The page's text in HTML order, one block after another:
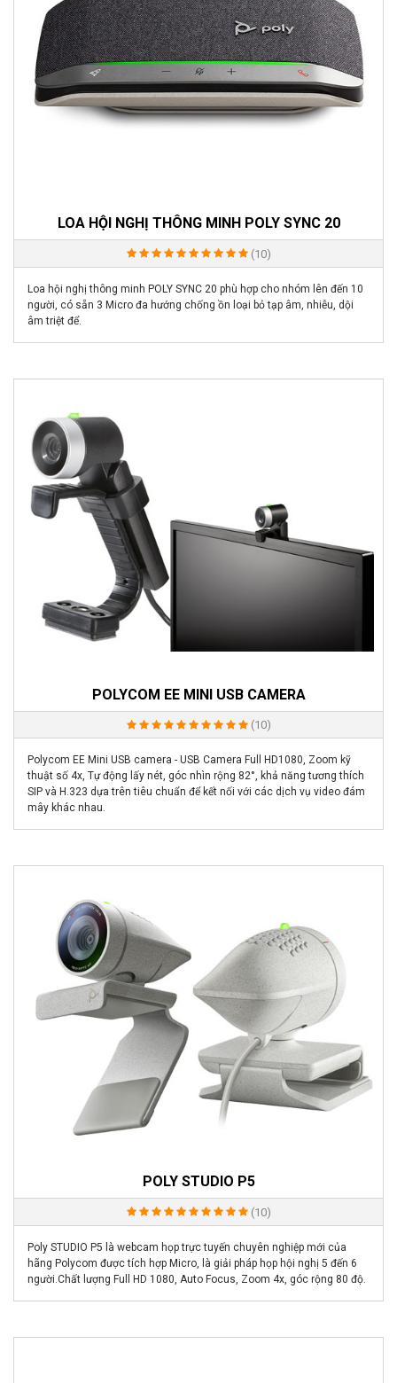
LOA HỘI NGHỊ THÔNG MINH POLY SYNC 20
(10)
Loa hội nghị thông minh POLY SYNC 20 phù hợp cho nhóm lên đến 10
người, có sẵn 3 Micro đa hướng chống ồn loại bỏ tạp âm, nhiễu, dội
âm triệt để.
POLYCOM EE MINI USB CAMERA
(10)
Polycom EE Mini USB camera - USB Camera Full HD1080, Zoom kỹ
thuật số 4x, Tự động lấy nét, góc nhìn rộng 82°, khả năng tương thích
SIP và H.323 dựa trên tiêu chuẩn để kết nối với các dịch vụ video đám
mây khác nhau.
POLY STUDIO P5
(10)
Poly STUDIO P5 là webcam họp trực tuyến chuyên nghiệp mới của
hãng Polycom được tích hợp Micro, là giải pháp họp hội nghị 5 đến 6
người.Chất lượng Full HD 1080, Auto Focus, Zoom 4x, góc rộng 80 độ.